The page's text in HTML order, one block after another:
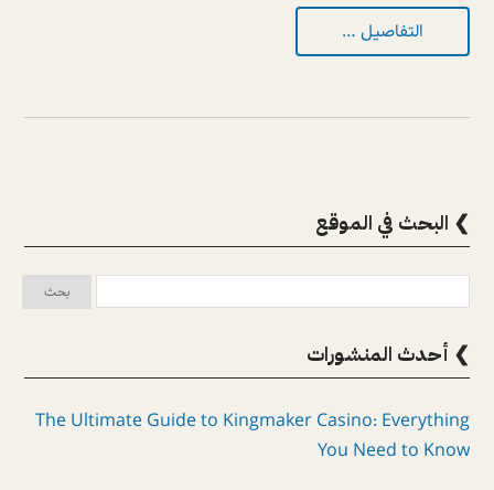
التفاصيل …
❯ البحث في الموقع
❯ أحدث المنشورات
The Ultimate Guide to Kingmaker Casino: Everything
You Need to Know